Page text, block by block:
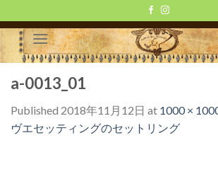
to
content
a-0013_01
Published 2018年11月12日 at 1000 ×
ヴエセッティングのセットリング